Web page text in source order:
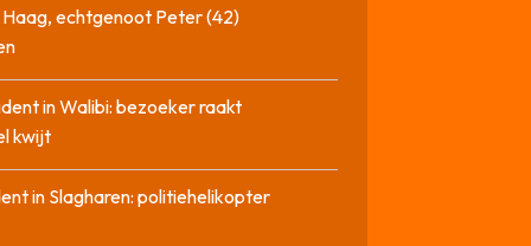
echtgenoot Peter (42)
in Walibi: bezoeker raakt
kwijt
in Slagharen: politiehelikopter